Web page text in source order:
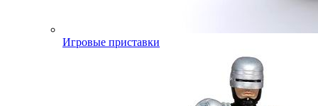
Игровые приставки